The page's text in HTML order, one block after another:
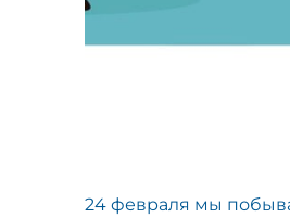
24 февраля мы